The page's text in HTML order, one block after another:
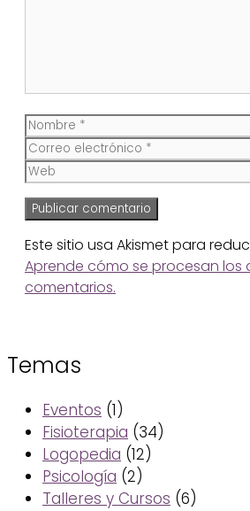
Nombre
Este sitio usa Akismet para
Aprende cómo se procesan los
comentarios.
Temas
Eventos (1)
Fisioterapia (34)
Logopedia (12)
Psicología (2)
Talleres y Cursos (6)